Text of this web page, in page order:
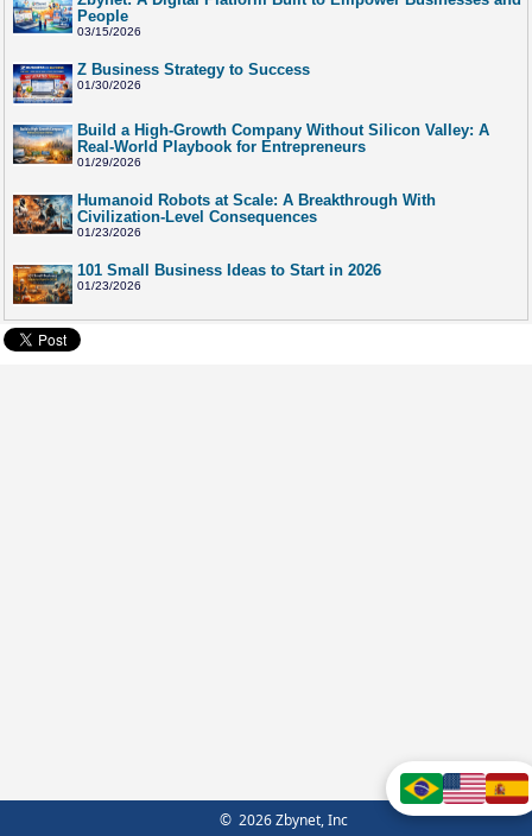
People
03/15/2026
Z Business Strategy to Success
01/30/2026
Build a High-Growth Company Without Silicon Valley: A
Real-World Playbook for Entrepreneurs
01/29/2026
Humanoid Robots at Scale: A Breakthrough With
Civilization-Level Consequences
01/23/2026
101 Small Business Ideas to Start in 2026
01/23/2026
© 2026Zbynet, Inc